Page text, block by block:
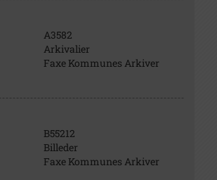
A3582
Arkivalier
Faxe Kommunes Arkiver
B55212
Billeder
Faxe Kommunes Arkiver